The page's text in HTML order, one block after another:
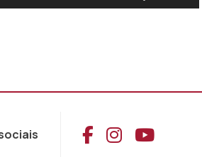
as
aumentar
diminuir
Aceder ao
Aceder